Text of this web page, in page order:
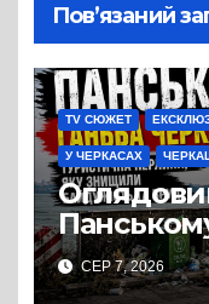
Пов’язаний
TV СЮЖЕТ
У ЧЕРКАСАХ
СЕР 7, 2026